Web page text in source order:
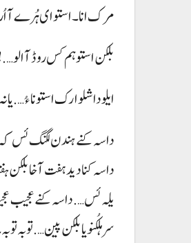
مرک انا۔ استو ای ہُرے آ
بلکن استو ہم کس روڈ آ
ایلو دا شلوارک استو نا ءُ….
داسہ کنے ہندن لگنگ ئس
داسہ کنا دید ہفت آخا
یلہ ئس…. داسہ کنے عجیب
سر ہلکُنو یا بلکن پین…. توبہ